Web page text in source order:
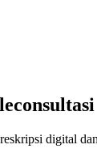
digital